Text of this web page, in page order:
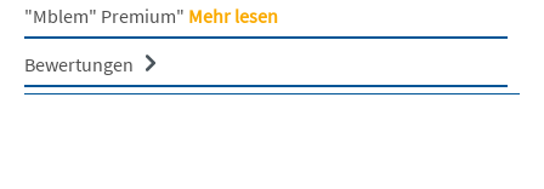
"Mblem" Premium" Mehr lesen
Bewertungen